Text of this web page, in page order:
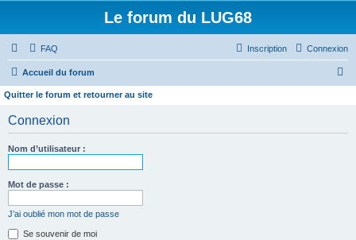
Le forum du LUG68
FAQ Connexion
Inscription
Accueil du forum
Quitter le forum et retourner au site
Connexion
Nom d’utilisateur :
Mot de passe :
J’ai oublié mon mot de passe
Se souvenir de moi